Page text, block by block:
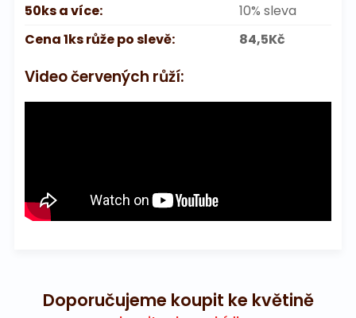
50ks a více:
10% sleva
Cena 1ks růže po slevě:
84,5Kč
Video červených růží:
Doporučujeme koupit ke květině